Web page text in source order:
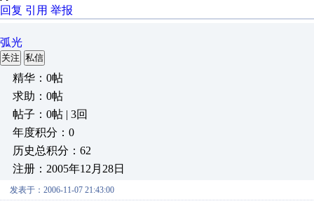
回复 引用 举报
弧光
关注 私信
精华：0帖
求助：0帖
帖子：0帖 | 3回
年度积分：0
历史总积分：62
注册：2005年12月28日
发表于：2006-11-07 21:43:00